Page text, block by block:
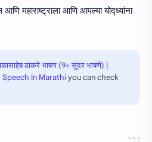
महाराष्ट्राला आणि आपल्या योद्ध्यांना
ठाकरे भाषण (9+ सुंदर भाषणे) |
Speech In Marathiyou can check